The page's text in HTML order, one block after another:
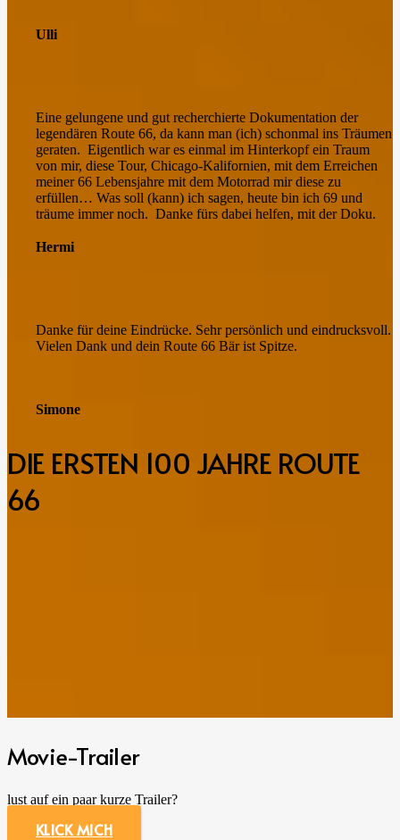
Ulli
Eine gelungene und gut recherchierte Dokumentation der
legendären Route 66, da kann man (ich) schonmal ins Träumen
geraten. Eigentlich war es einmal im Hinterkopf ein Traum
von mir, diese Tour, Chicago-Kalifornien, mit dem Erreichen
meiner 66 Lebensjahre mit dem Motorrad mir diese zu
erfüllen… Was soll (kann) ich sagen, heute bin ich 69 und
träume immer noch. Danke fürs dabei helfen, mit der Doku.
Hermi
Danke für deine Eindrücke. Sehr persönlich und eindrucksvoll.
Vielen Dank und dein Route 66 Bär ist Spitze.
Simone
DIE ERSTEN 100 JAHRE ROUTE
66
Movie-Trailer
lust auf ein paar kurze Trailer?
KLICK MICH